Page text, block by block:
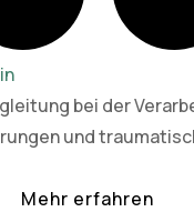
bei der
und
Mehr erfahren